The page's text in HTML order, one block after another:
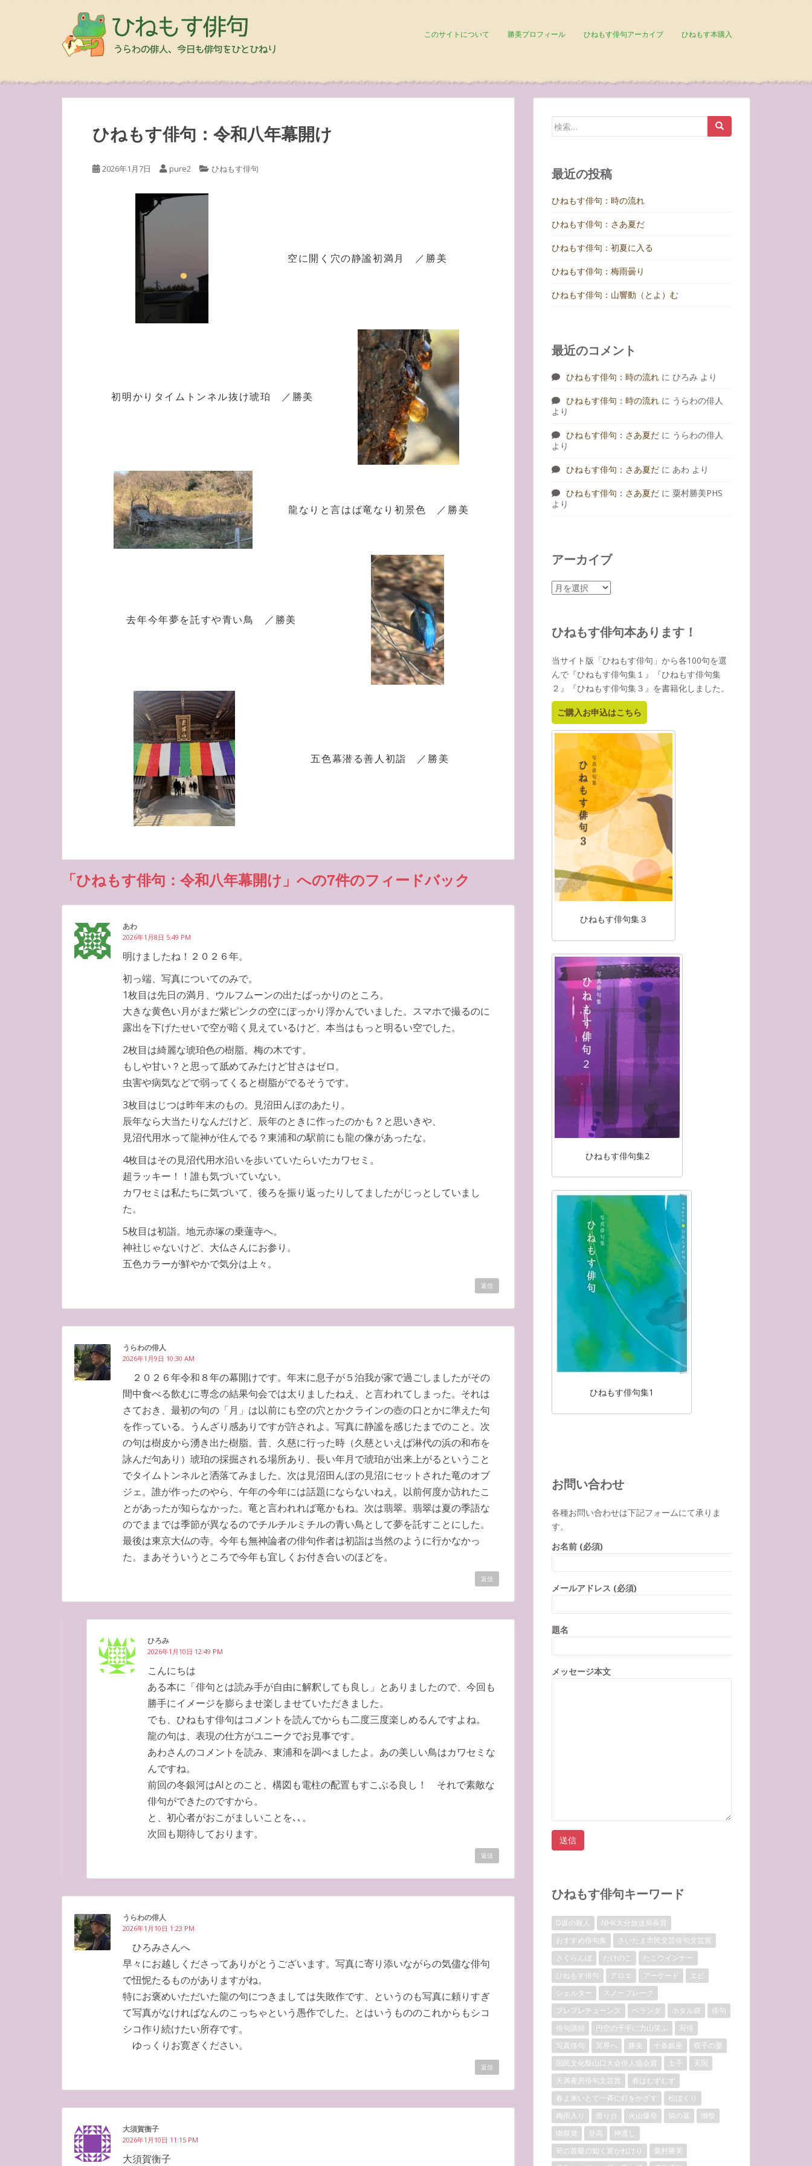
このサイトについて 勝美プロフィール ひねもす俳句アーカイブ ひねもす本購入
ひねもす俳句：令和八年幕開け
2026年1月7日 pure2 ひねもす俳句
空に開く穴の静謐初満月 ／勝美
初明かりタイムトンネル抜け琥珀 ／勝美
龍なりと言はば竜なり初景色 ／勝美
去年今年夢を託すや青い鳥 ／勝美
五色幕潜る善人初詣 ／勝美
「ひねもす俳句：令和八年幕開け」への7件のフィードバック
あわ
2026年1月8日 5:49 PM
明けましたね！２０２６年。
初っ端、写真についてのみで。
1枚目は先日の満月、ウルフムーンの出たばっかりのところ。
大きな黄色い月がまだ紫ピンクの空にぽっかり浮かんでいました。スマホで撮るのに
露出を下げたせいで空が暗く見えているけど、本当はもっと明るい空でした。
2枚目は綺麗な琥珀色の樹脂。梅の木です。
もしや甘い？と思って舐めてみたけど甘さはゼロ。
虫害や病気などで弱ってくると樹脂がでるそうです。
3枚目はじつは昨年末のもの。見沼田んぼのあたり。
辰年なら大当たりなんだけど、辰年のときに作ったのかも？と思いきや、
見沼代用水って龍神が住んでる？東浦和の駅前にも龍の像があったな。
4枚目はその見沼代用水沿いを歩いていたらいたカワセミ。
超ラッキー！！誰も気づいていない。
カワセミは私たちに気づいて、後ろを振り返ったりしてましたがじっとしていまし
た。
5枚目は初詣。地元赤塚の乗蓮寺へ。
神社じゃないけど、大仏さんにお参り。
五色カラーが鮮やかで気分は上々。
返信
うらわの俳人
2026年1月9日 10:30 AM
２０２６年令和８年の幕開けです。年末に息子が５泊我が家で過ごしましたがその
間中食べる飲むに専念の結果句会では太りましたねえ、と言われてしまった。それは
さておき、最初の句の「月」は以前にも空の穴とかクラインの壺の口とかに準えた句
を作っている。うんざり感ありですが許されよ。写真に静謐を感じたまでのこと。次
の句は樹皮から湧き出た樹脂。昔、久慈に行った時（久慈といえば淋代の浜の和布を
詠んだ句あり）琥珀の採掘される場所あり、長い年月で琥珀が出来上がるということ
でタイムトンネルと洒落てみました。次は見沼田んぼの見沼にセットされた竜のオブ
ジェ。誰が作ったのやら、午年の今年には話題にならないねえ。以前何度か訪れたこ
とがあったが知らなかった。竜と言われれば竜かもね。次は翡翠。翡翠は夏の季語な
のでままでは季節が異なるのでチルチルミチルの青い鳥として夢を託すことにした。
最後は東京大仏の寺。今年も無神論者の俳句作者は初詣は当然のように行かなかっ
た。まあそういうところで今年も宜しくお付き合いのほどを。
返信
ひろみ
2026年1月10日 12:49 PM
こんにちは
ある本に「俳句とは読み手が自由に解釈しても良し」とありましたので、今回も
勝手にイメージを膨らませ楽しませていただきました。
でも、ひねもす俳句はコメントを読んでからも二度三度楽しめるんですよね。
龍の句は、表現の仕方がユニークでお見事です。
あわさんのコメントを読み、東浦和を調べましたよ。あの美しい鳥はカワセミな
んですね。
前回の冬銀河はAIとのこと、構図も電柱の配置もすこぶる良し！ それで素敵な
俳句ができたのですから。
と、初心者がおこがましいことを､､。
次回も期待しております。
返信
うらわの俳人
2026年1月10日 1:23 PM
ひろみさんへ
早々にお越しくださってありがとうございます。写真に寄り添いながらの気儘な俳句
で忸怩たるものがありますがね。
特にお褒めいただいた龍の句につきましては失敗作です、というのも写真に頼りすぎ
て写真がなければなんのこっちゃという愚作でした。とはいうもののこれからもシコ
シコ作り続けたい所存です。
ゆっくりお寛ぎください。
返信
大須賀衡子
2026年1月10日 11:15 PM
大須賀衡子
検
最近の投稿
ひねもす俳句：時の流れ
ひねもす俳句：さあ夏だ
ひねもす俳句：初夏に入る
ひねもす俳句：梅雨曇り
ひねもす俳句：山響動（とよ）む
最近のコメント
ひねもす俳句：時の流れ に ひろみ より
ひねもす俳句：時の流れ に うらわの俳人
より
ひねもす俳句：さあ夏だ に うらわの俳人
より
ひねもす俳句：さあ夏だ に あわ より
ひねもす俳句：さあ夏だ に 粟村勝美PHS
より
アーカイブ
ア
イ
ひねもす俳句本あります！
当サイト版「ひねもす俳句」から各100句を選
んで『ひねもす俳句集１』『ひねもす俳句集
２』『ひねもす俳句集３』を書籍化しました。
ご購入お申込はこちら
ひねもす俳句集３
ひねもす俳句集2
ひねもす俳句集1
お問い合わせ
各種お問い合わせは下記フォームにて承りま
す。
お名前 (必須)
メールアドレス (必須)
題名
メッセージ本文
ひねもす俳句キーワード
D坂の殺人
NHK大分放送局長賞
おすすめ俳句集
さいたま市民文芸俳句文芸賞
さくらんぼ
たけのこ
たこウインナー
ひねもす俳句
アロエ アーケード
エビ
シェルター
スノーフレーク
プレプレチューンズ
ベランダ ホタル袋
俳句
俳句講師
円空の千手に力山笑ふ
写俳
写真俳句
冥界へ 勝美 十条銀座
双子の嬰
国民文化祭山口大会俳人協会賞
土手
天国
天満書房俳句文芸賞
春はむずむず
春よ来いとて一斉に灯をかざす
松ぼくり
梅雨入り
滑り台 火山爆発 猫の墓
獺祭
獺祭賞
登高
神渡し
筍の首級の如く置かれけり
粟村勝美